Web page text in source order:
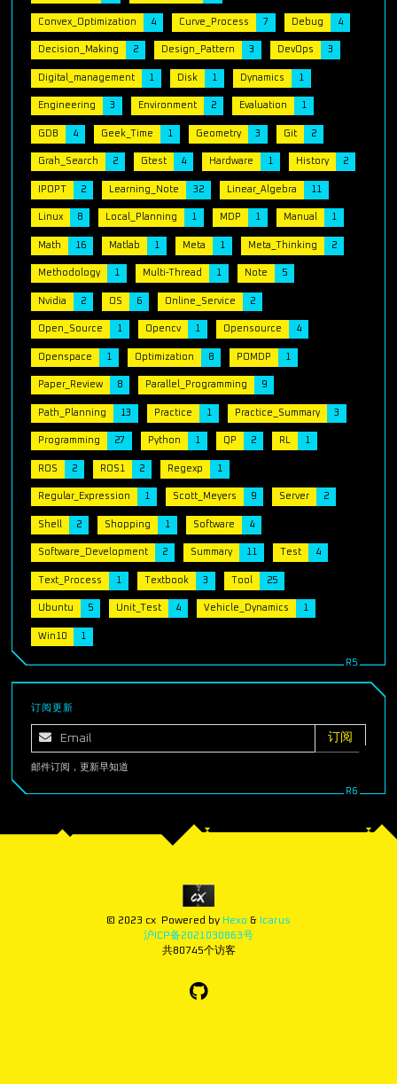
Convex_Optimization 4 Curve_Process 7 Debug 4
Decision_Making 2 Design_Pattern 3 DevOps 3
Digital_management Disk Dynamics
Engineering 3 Environment 2 Evaluation 1
GDB 4 Geek_Time Geometry 3 Git 2
Grah_Search 2 Gtest 4 Hardware 1 History 2
IPOPT 2 Learning_Note 32 Linear_Algebra
Linux 8 Local_Planning 1 MDP 1 Manual 1
Math 16 Matlab Meta Meta_Thinking 2
Methodology 1 Multi-Thread 1 Note 5
Nvidia 2 OS 6 Online_Service 2
Open_Source 1 Opencv 1 Opensource 4
Openspace Optimization 8 POMDP
Paper_Review 8 Parallel_Programming 9
Path_Planning 13 Practice Practice_Summary 3
Programming 27 Python 1 QP 2 RL 1
ROS 2 ROS1 2 Regexp
Regular_Expression 1 Scott_Meyers 9 Server 2
Shell 2 Shopping Software 4
Software_Development 2 Summary 11 Test 4
Text_Process Textbook 3 Tool 25
Ubuntu 5 Unit_Test 4 Vehicle_Dynamics 1
Win10
订阅更新
邮件订阅，更新早知道
© 2023 cx Powered by Hexo &
Icarus
沪ICP备2021030863号
共80745个访客